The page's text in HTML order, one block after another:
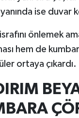
ise duvar
önlemek
hem de
ortaya çıkardı.